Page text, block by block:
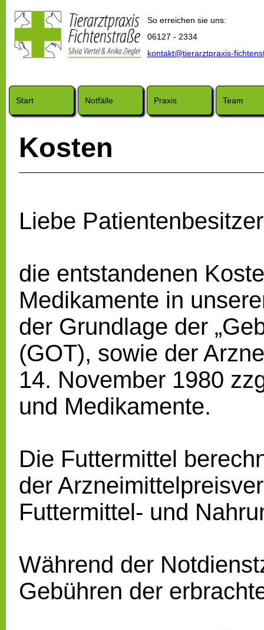
So erreichen sie uns:
06127 - 2334
kontakt@tierarztpraxis-
Start Notfälle Praxis Team
Kosten
Liebe
die entstandenen
Medikamente in
der Grundlage der
(GOT), sowie der
14. November 1980
und Medikamente.
Die Futtermittel
der
Futtermittel- und
Während der
Gebühren der